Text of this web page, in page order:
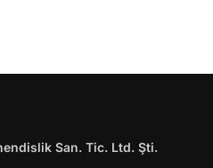
San. Tic. Ltd. Şti.